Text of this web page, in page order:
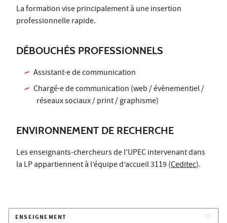
La formation vise principalement à une insertion
professionnelle rapide.
DÉBOUCHÉS PROFESSIONNELS
Assistant·e de communication
Chargé·e de communication (web / évènementiel /
réseaux sociaux / print / graphisme)
ENVIRONNEMENT DE RECHERCHE
Les enseignants-chercheurs de l'UPEC intervenant dans
la LP appartiennent à l’équipe d’accueil 3119 (Ceditec).
ENSEIGNEMENT